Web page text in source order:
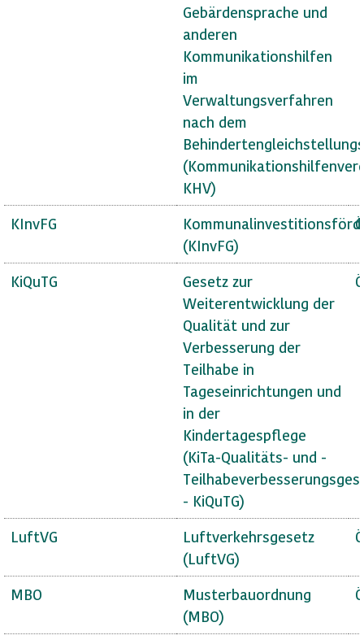
Gebärdensprache und
anderen
Kommunikationshilfen
im
Verwaltungsverfahren
nach dem
KHV)
KInvFG
(KInvFG)
KiQuTG
Gesetz zur
Weiterentwicklung der
Qualität und zur
Verbesserung der
Teilhabe in
Tageseinrichtungen und
in der
Kindertagespflege
(KiTa-Qualitäts- und -
- KiQuTG)
LuftVG
Luftverkehrsgesetz
(LuftVG)
MBO
Musterbauordnung
(MBO)